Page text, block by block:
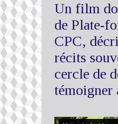
Un film
de Plate-
CPC,
récits
cercle de
témoigner